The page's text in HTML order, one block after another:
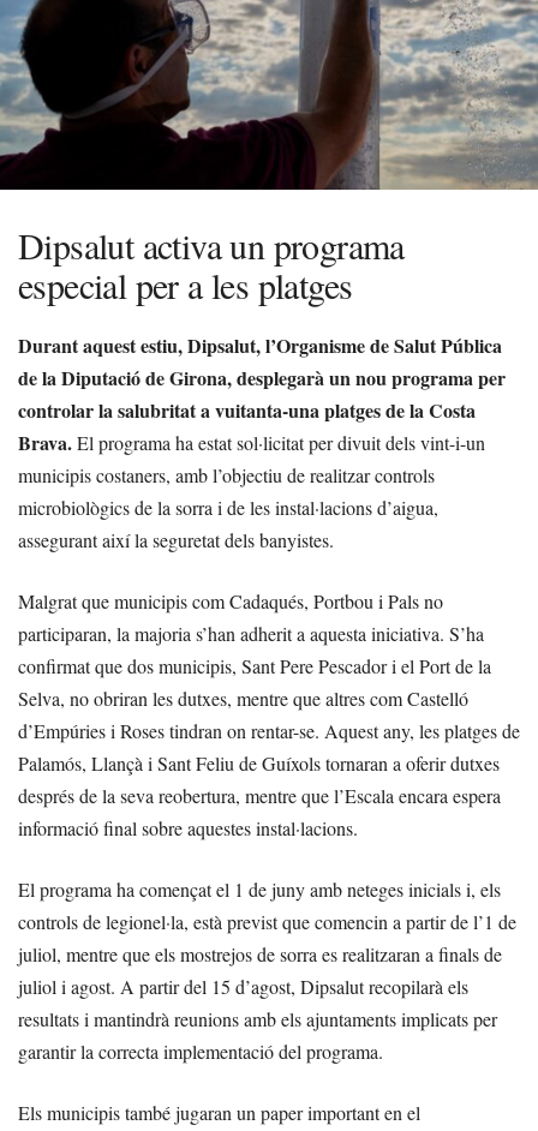
Dipsalut activa un programa
especial per a les platges
Durant aquest estiu, Dipsalut, l’Organisme de Salut Pública
de la Diputació de Girona, desplegarà un nou programa per
controlar la salubritat a vuitanta-una platges de la Costa
Brava.El programa ha estat sol·licitat per divuit dels vint-i-un
municipis costaners, amb l’objectiu de realitzar controls
microbiològics de la sorra i de les instal·lacions d’aigua,
assegurant així la seguretat dels banyistes.
Malgrat que municipis com Cadaqués, Portbou i Pals no
participaran, la majoria s’han adherit a aquesta iniciativa. S’ha
confirmat que dos municipis, Sant Pere Pescador i el Port de la
Selva, no obriran les dutxes, mentre que altres com Castelló
d’Empúries i Roses tindran on rentar-se. Aquest any, les platges de
Palamós, Llançà i Sant Feliu de Guíxols tornaran a oferir dutxes
després de la seva reobertura, mentre que l’Escala encara espera
informació final sobre aquestes instal·lacions.
El programa ha començat el 1 de juny amb neteges inicials i, els
controls de legionel·la, està previst que comencin a partir de l’1 de
juliol, mentre que els mostrejos de sorra es realitzaran a finals de
juliol i agost. A partir del 15 d’agost, Dipsalut recopilarà els
resultats i mantindrà reunions amb els ajuntaments implicats per
garantir la correcta implementació del programa.
Els municipis també jugaran un paper important en el